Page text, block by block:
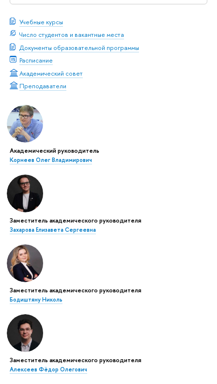
Учебные курсы
Число студентов и вакантные места
Документы образовательной программы
Расписание
Академический совет
Преподаватели
Академический руководитель
Корнеев Олег Владимирович
Заместитель академического руководителя
Захарова Елизавета Сергеевна
Заместитель академического руководителя
Бодиштяну Николь
Заместитель академического руководителя
Алексеев Фёдор Олегович